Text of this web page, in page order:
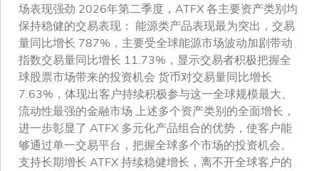
场表现强劲 2026年第二季度，ATFX 各主要资产类别均
保持稳健的交易表现： 能源类产品表现最为突出，交易
量同比增长 787%，主要受全球能源市场波动加剧带动
指数交易量同比增长 11.73%，显示交易者积极把握全
球股票市场带来的投资机会 货币对交易量同比增长
7.63%，体现出客户持续积极参与这一全球规模最大、
流动性最强的金融市场 上述多个资产类别的全面增长，
进一步彰显了 ATFX 多元化产品组合的优势，使客户能
够通过单一交易平台，把握全球多个市场的投资机会。
支持长期增长 ATFX 持续稳健增长，离不开全球客户的